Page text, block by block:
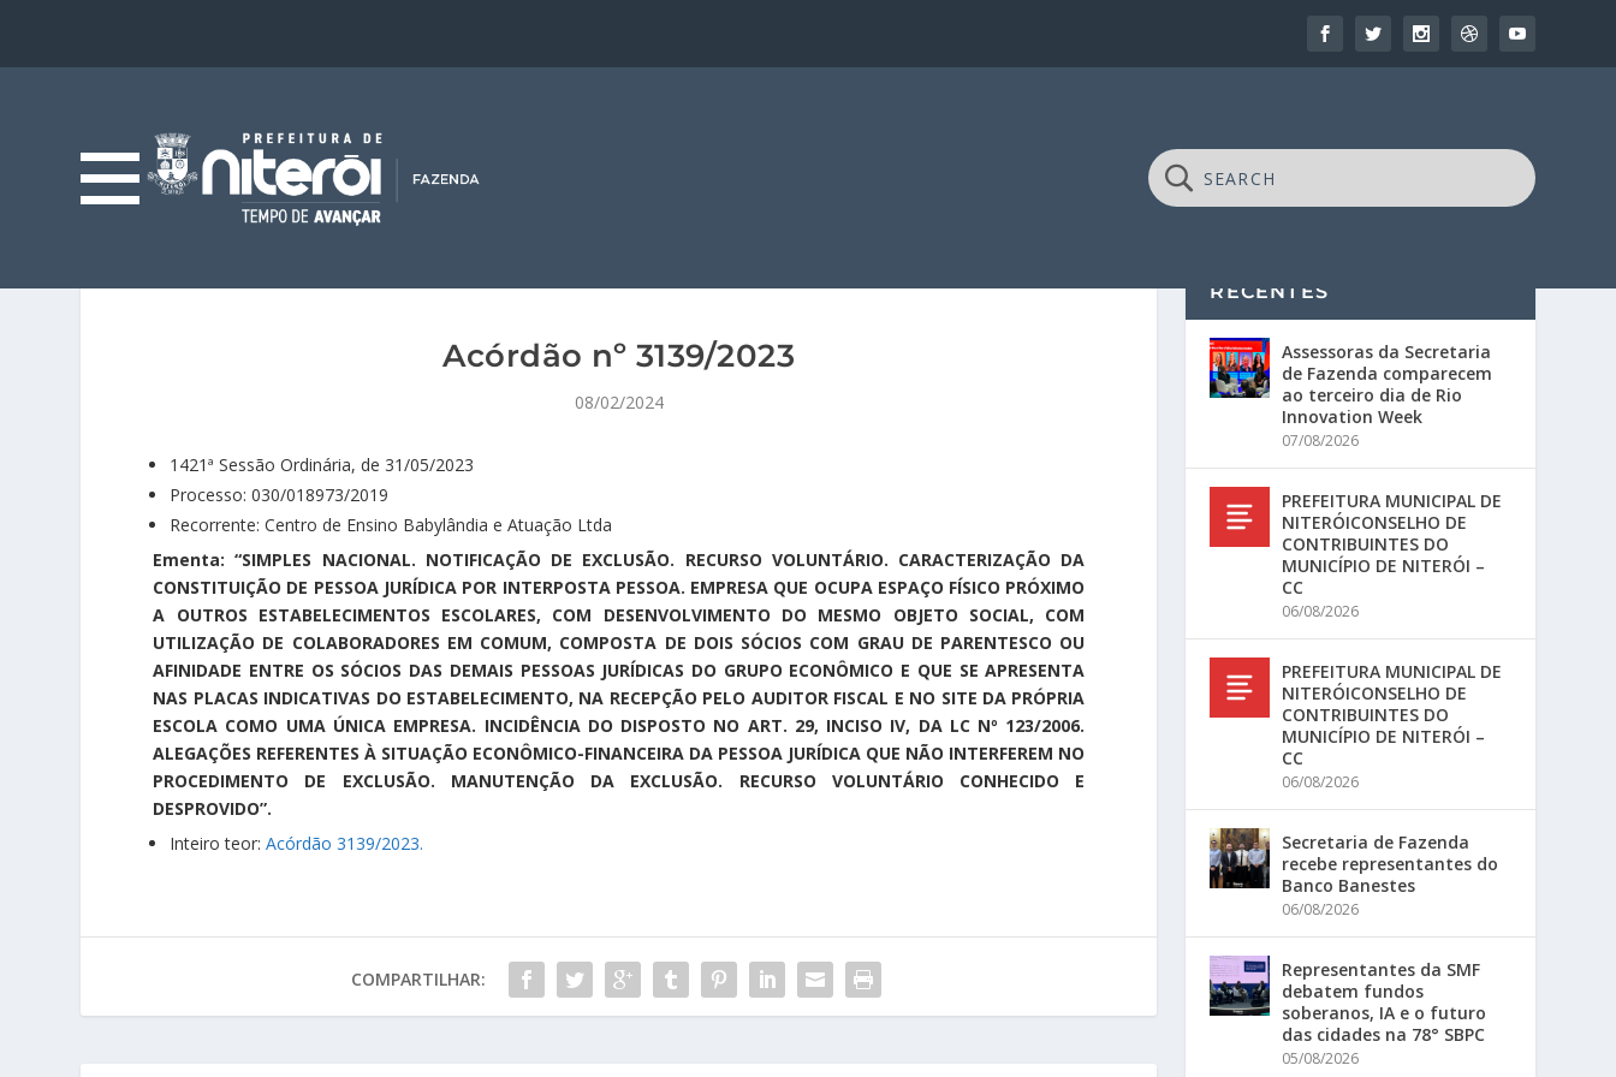
Acórdão nº 3139/2023
08/02/2024
1421ª Sessão Ordinária, de 31/05/2023
Processo: 030/018973/2019
Recorrente: Centro de Ensino Babylândia e Atuação Ltda
Ementa: “SIMPLES NACIONAL. NOTIFICAÇÃO DE EXCLUSÃO. RECURSO VOLUNTÁRIO. CARACTERIZAÇÃO DA
CONSTITUIÇÃO DE PESSOA JURÍDICA POR INTERPOSTA PESSOA. EMPRESA QUE OCUPA ESPAÇO FÍSICO PRÓXIMO
A OUTROS ESTABELECIMENTOS ESCOLARES, COM DESENVOLVIMENTO DO MESMO OBJETO SOCIAL, COM
UTILIZAÇÃO DE COLABORADORES EM COMUM, COMPOSTA DE DOIS SÓCIOS COM GRAU DE PARENTESCO OU
AFINIDADE ENTRE OS SÓCIOS DAS DEMAIS PESSOAS JURÍDICAS DO GRUPO ECONÔMICO E QUE SE APRESENTA
NAS PLACAS INDICATIVAS DO ESTABELECIMENTO, NA RECEPÇÃO PELO AUDITOR FISCAL E NO SITE DA PRÓPRIA
ESCOLA COMO UMA ÚNICA EMPRESA. INCIDÊNCIA DO DISPOSTO NO ART. 29, INCISO IV, DA LC Nº 123/2006.
ALEGAÇÕES REFERENTES À SITUAÇÃO ECONÔMICO-FINANCEIRA DA PESSOA JURÍDICA QUE NÃO INTERFEREM NO
PROCEDIMENTO DE EXCLUSÃO. MANUTENÇÃO DA EXCLUSÃO. RECURSO VOLUNTÁRIO CONHECIDO E
DESPROVIDO”.
Inteiro teor:Acórdão 3139/2023.
COMPARTILHAR:
RECENTES
Assessoras da Secretaria
de Fazenda comparecem
ao terceiro dia de Rio
Innovation Week
07/08/2026
PREFEITURA MUNICIPAL DE
NITERÓICONSELHO DE
CONTRIBUINTES DO
MUNICÍPIO DE NITERÓI –
CC
06/08/2026
PREFEITURA MUNICIPAL DE
NITERÓICONSELHO DE
CONTRIBUINTES DO
MUNICÍPIO DE NITERÓI –
CC
06/08/2026
Secretaria de Fazenda
recebe representantes do
Banco Banestes
06/08/2026
Representantes da SMF
debatem fundos
soberanos, IA e o futuro
das cidades na 78° SBPC
05/08/2026